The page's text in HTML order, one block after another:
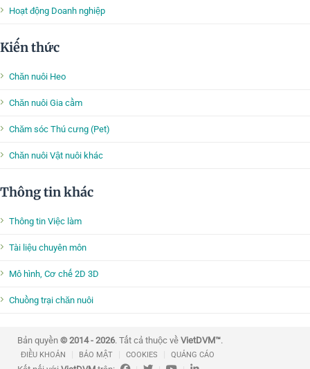
Hoạt động Doanh nghiệp
Kiến thức
Chăn nuôi Heo
Chăn nuôi Gia cầm
Chăm sóc Thú cưng (Pet)
Chăn nuôi Vật nuôi khác
Thông tin khác
Thông tin Việc làm
Tài liệu chuyên môn
Mô hình, Cơ chế 2D 3D
Chuồng trại chăn nuôi
Bản quyền © 2014 - 2026. Tất cả thuộc về VietDVM™.
ĐIỀU KHOẢN BẢO MẬT COOKIES QUẢNG CÁO